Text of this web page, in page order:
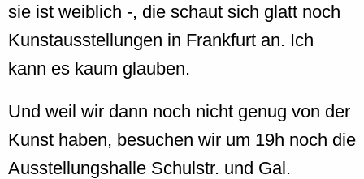
sie ist weiblich -, die schaut sich glatt noch
Kunstausstellungen in Frankfurt an. Ich
kann es kaum glauben.
Und weil wir dann noch nicht genug von der
Kunst haben, besuchen wir um 19h noch die
Ausstellungshalle Schulstr. und Gal.